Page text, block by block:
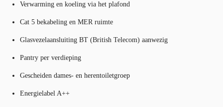
Verwarming en koeling via het plafond
Cat 5 bekabeling en MER ruimte
Glasvezelaansluiting BT (British Telecom) aanwezig
Pantry per verdieping
Gescheiden dames- en herentoiletgroep
Energielabel A++